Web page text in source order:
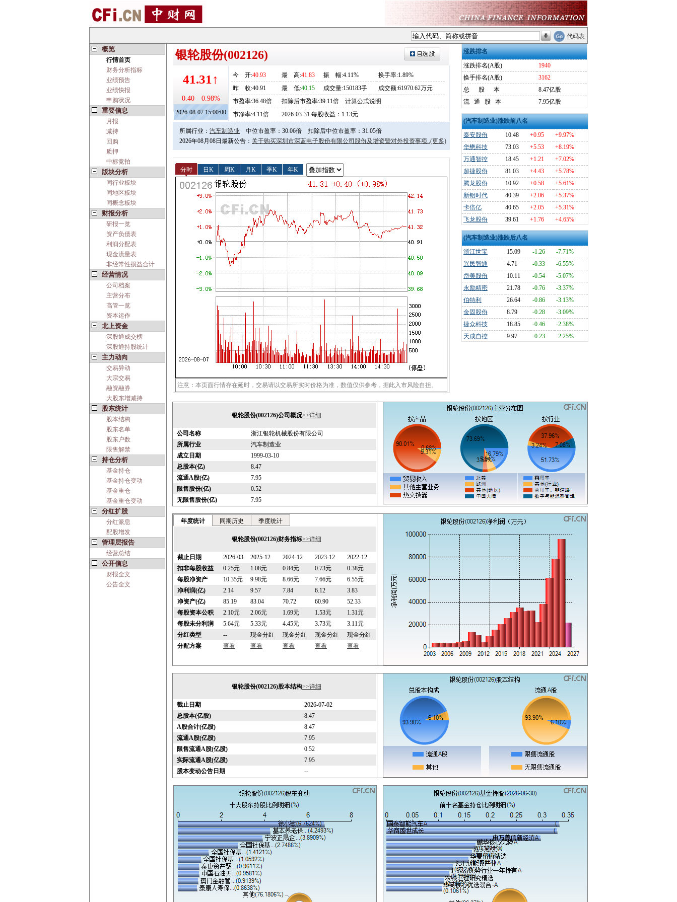
代码表
概览
行情首页
财务分析指标
业绩预告
业绩快报
申购状况
重要信息
月报
减持
回购
质押
中标竞拍
版块分析
同行业板块
同地区板块
同概念板块
财报分析
研报一览
资产负债表
利润分配表
现金流量表
非经常性损益合计
经营情况
公司档案
主营分布
高管一览
资本运作
北上资金
深股通成交榜
深股通持股统计
主力动向
交易异动
大宗交易
融资融券
大股东增减持
股东统计
股本结构
股东名单
股东户数
限售解禁
持仓分析
基金持仓
基金持仓变动
基金重仓
基金重仓变动
分红扩股
分红派息
配股增发
管理层报告
经营总结
公开信息
财报全文
公告全文
银轮股份(002126)
41.31↑
0.40 0.98%
2026-08-07 15:00:00
今 开:40.93 最 高:41.83 振 幅:4.11%
换手率:1.89%
昨
收:40.91 最 低:40.15 成交量:150183手
成交额:61970.62万元
市盈率:36.48倍
扣除后市盈率:39.11倍
计算公式说明
市净率:4.11倍
2026-03-31 每股收益：1.13元
所属行业： 汽车制造业 中位市盈率：30.06倍
扣除后中位市盈率：31.05倍
2026年08月08日最新公告： 关于购买深圳市深蓝电子股份有限公司股份及增资暨对外投资事项..(更多)
分时 日K 周K 月K 季K 年K
注意：本页面行情存在延时，交易请以交易所实时价格为准，数值仅供参考，据此入市风险自担。
涨跌排名
涨跌排名(A股)
1940
换手排名(A股)
3162
总
股 本
8.47亿股
流
通 股 本 7.95亿股
(汽车制造业)涨跌前八名
秦安股份
10.48 +0.95
+9.97%
华懋科技
73.03 +5.53
+8.19%
万通智控
18.45 +1.21
+7.02%
超捷股份
81.03 +4.43
+5.78%
腾龙股份
10.92 +0.58
+5.61%
新铝时代
40.39 +2.06
+5.37%
卡倍亿
40.65 +2.05
+5.31%
飞龙股份
39.61 +1.76 +4.65%
(汽车制造业)涨跌后八名
浙江世宝
15.09 -1.26
-7.71%
兴民智通
4.71 -0.33
-6.55%
岱美股份
10.11 -0.54
-5.07%
永励精密
21.78 -0.76
-3.37%
伯特利
26.64 -0.86
-3.13%
金固股份
8.79 -0.28
-3.09%
捷众科技
18.85 -0.46
-2.38%
天成自控
9.97 -0.23 -2.25%
银轮股份(002126)公司概况>>详细
公司名称
浙江银轮机械股份有限公司
所属行业
汽车制造业
成立日期
1999-03-10
总股本(亿)
8.47
流通A股(亿)
7.95
限售股份(亿)
0.52
无限售股份(亿)
7.95
年度统计 同期历史 季度统计
银轮股份(002126)财务指标>>详细
截止日期 2026-03 2025-12 2024-12 2023-12
2022-12
扣非每股收益
0.25元 1.08元 0.84元 0.73元
0.38元
每股净资产
10.35元 9.98元 8.66元 7.66元
6.55元
净利润(亿)
2.14 9.57 7.84 6.12
3.83
净资产(亿)
85.19 83.04 70.72 60.90
52.33
每股资本公积
2.10元 2.06元 1.69元 1.53元
1.31元
每股未分利润
5.64元 5.33元 4.45元 3.73元
3.11元
分红类型
-- 现金分红 现金分红 现金分红
现金分红
分配方案
查看 查看 查看 查看 查看
银轮股份(002126)股本结构>>详细
截止日期
2026-07-02
总股本(亿股)
8.47
A股合计(亿股)
8.47
流通A股(亿股)
7.95
限售流通A股(亿股)
0.52
实际流通A股(亿股)
7.95
股本变动公告日期
--